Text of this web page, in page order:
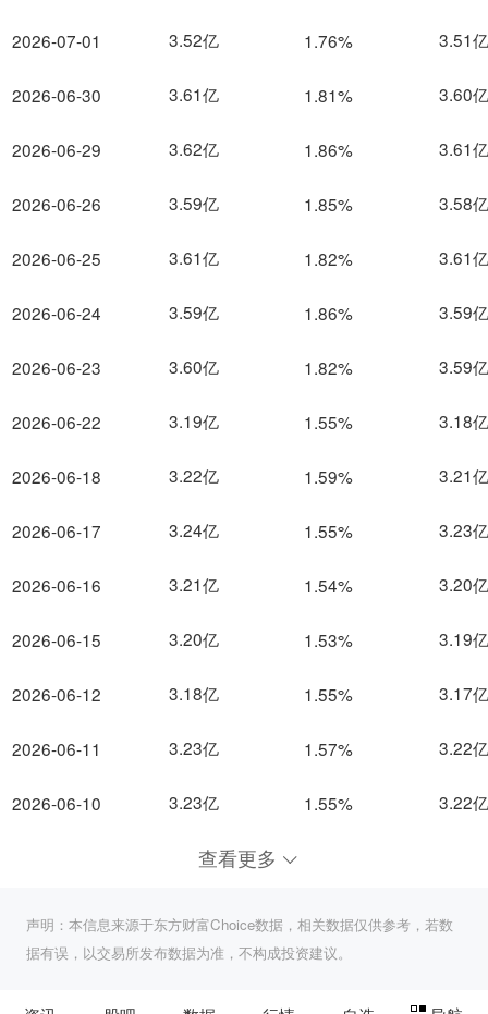
2026-07-01
2026-06-30
2026-06-29
2026-06-26
2026-06-25
2026-06-24
2026-06-23
2026-06-22
2026-06-18
2026-06-17
2026-06-16
2026-06-15
2026-06-12
2026-06-11
2026-06-10
3.52亿 1.76% 3.51亿
3.61亿 1.81% 3.60亿
3.62亿 1.86% 3.61亿
3.59亿 1.85% 3.58亿
3.61亿 1.82% 3.61亿
3.59亿 1.86% 3.59亿
3.60亿 1.82% 3.59亿
3.19亿 1.55% 3.18亿
3.22亿 1.59% 3.21亿
3.24亿 1.55% 3.23亿
3.21亿 1.54% 3.20亿
3.20亿 1.53% 3.19亿
3.18亿 1.55% 3.17亿
3.23亿 1.57% 3.22亿
3.23亿 1.55% 3.22亿
查看更多
声明：本信息来源于东方财富Choice数据，相关数据仅供参考，若数
据有误，以交易所发布数据为准，不构成投资建议。